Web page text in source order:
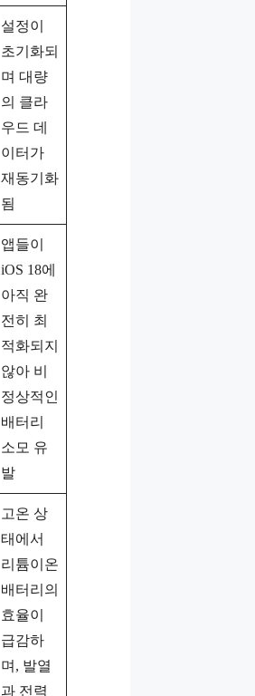
설정이
초기화되
며 대량
의 클라
우드 데
이터가
재동기화
됨
앱들이
iOS 18에
아직 완
전히 최
적화되지
않아 비
정상적인
배터리
소모 유
발
고온 상
태에서
리튬이온
배터리의
효율이
급감하
며, 발열
과 전력